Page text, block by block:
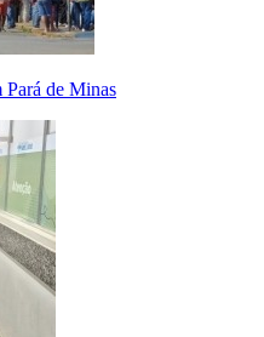
Pará de Minas